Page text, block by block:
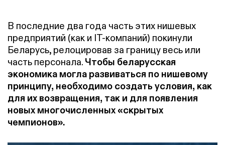
В последние два года часть этих нишевых
предприятий (как и IT-компаний) покинули
Беларусь, релоцировав за границу весь или
часть персонала. Чтобы беларусская
экономика могла развиваться по нишевому
принципу, необходимо создать условия, как
для их возвращения, так и для появления
новых многочисленных «скрытых
чемпионов».